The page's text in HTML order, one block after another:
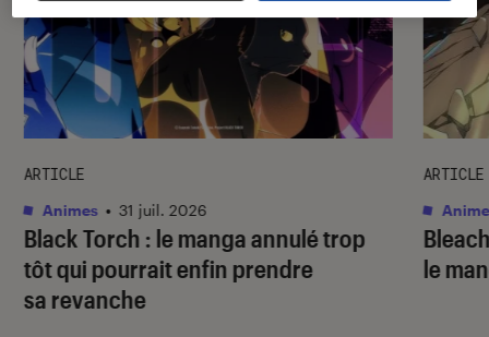
Black Torch : le manga annulé trop
tôt qui pourrait enfin prendre
sa revanche
ARTICLE
Animes • 31 juil. 2026
le
ARTICLE